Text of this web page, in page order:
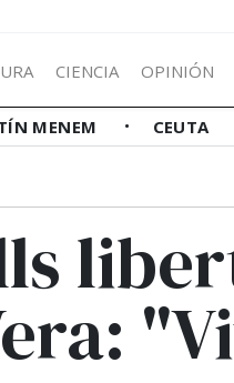
CIENCIA OPINIÓN
MENEM CEUTA